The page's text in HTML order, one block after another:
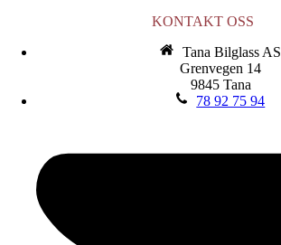
KONTAKT OSS
Tana Bilglass AS
Grenvegen 14
9845 Tana
78 92 75 94